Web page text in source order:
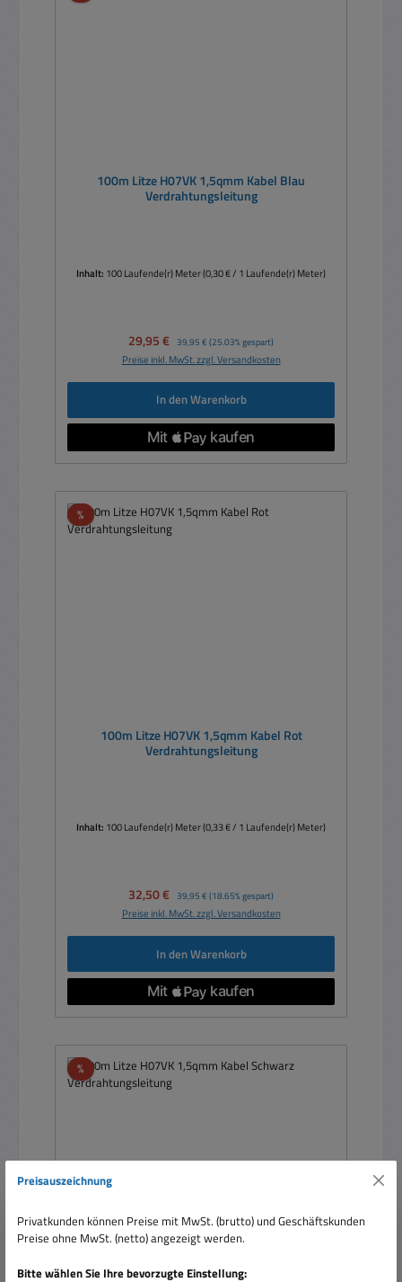
100m Litze H07VK 1,5qmm Kabel Blau
Verdrahtungsleitung
Inhalt: 100 Laufende(r) Meter(0,30 € / 1 Laufende(r) Meter)
Verkaufspreis:
29,95 € Regulärer Preis:
39,95 € (25.03% gespart)
Preise inkl. MwSt. zzgl. Versandkosten
In den Warenkorb
%Rabatt
100m Litze H07VK 1,5qmm Kabel Rot
Verdrahtungsleitung
Inhalt: 100 Laufende(r) Meter(0,33 € / 1 Laufende(r) Meter)
Verkaufspreis:
32,50 € Regulärer Preis:
39,95 € (18.65% gespart)
Preise inkl. MwSt. zzgl. Versandkosten
In den Warenkorb
%Rabatt
Preisauszeichnung
Privatkunden können Preise mit MwSt. (brutto) und Geschäftskunden
Preise ohne MwSt. (netto) angezeigt werden.
Bitte wählen Sie Ihre bevorzugte Einstellung: